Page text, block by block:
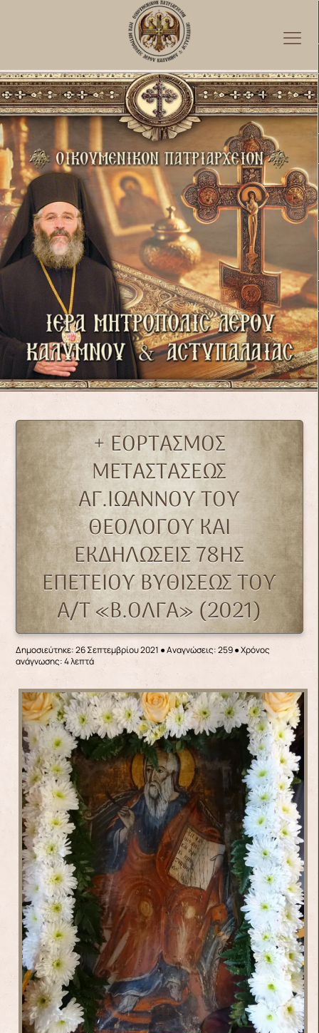
+ ΕΟΡΤΑΣΜΟΣ
ΜΕΤΑΣΤΑΣΕΩΣ
ΑΓ.ΙΩΑΝΝΟΥ ΤΟΥ
ΘΕΟΛΟΓΟΥ ΚΑΙ
ΕΚΔΗΛΩΣΕΙΣ 78ΗΣ
ΕΠΕΤΕΙΟΥ ΒΥΘΙΣΕΩΣ ΤΟΥ
Α/Τ «Β.ΟΛΓΑ» (2021)
Δημοσιεύτηκε: 26 Σεπτεμβρίου 2021 ●Αναγνώσεις: 259● Χρόνος
ανάγνωσης: 4 λεπτά